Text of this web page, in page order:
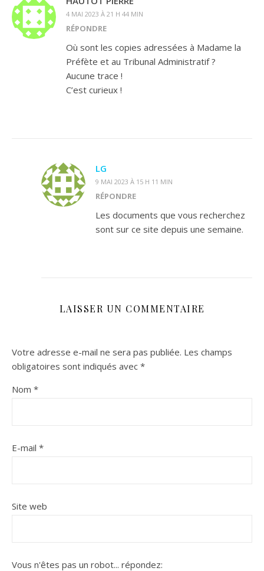
4 MAI 2023 À 21 H 44 MIN
RÉPONDRE
Où sont les copies adressées à Madame la
Préfète et au Tribunal Administratif ?
Aucune trace !
C’est curieux !
LG
9 MAI 2023 À 15 H 11 MIN
RÉPONDRE
Les documents que vous recherchez
sont sur ce site depuis une semaine.
LAISSER UN COMMENTAIRE
Votre adresse e-mail ne sera pas publiée. Les champs
obligatoires sont indiqués avec *
Nom *
E-mail *
Site web
Vous n'êtes pas un robot... répondez: